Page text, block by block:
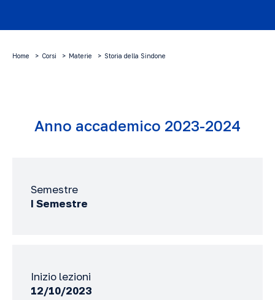
Home Corsi Materie Storia della Sindone
Anno accademico 2023-2024
Semestre
I Semestre
Inizio lezioni
12/10/2023